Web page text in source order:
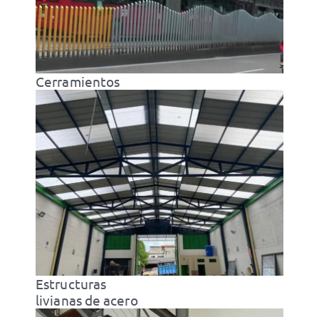
Cerramientos
Estructuras
livianas de acero